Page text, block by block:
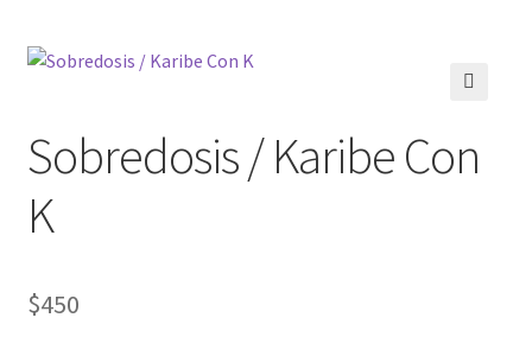
libros
nosotros
novedades
preguntas
Sobredosis / Karibe Con
K
$450